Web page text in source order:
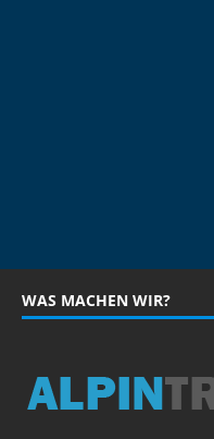
WAS MACHEN WIR?